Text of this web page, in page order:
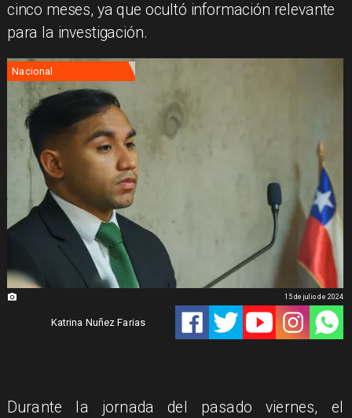
cinco meses, ya que ocultó información relevante
para la investigación.
Nacional
Katrina Nuñez Farias
15 de julio de 2024
Durante la jornada del pasado viernes, el